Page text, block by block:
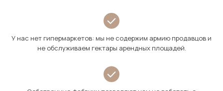
У нас нет гипермаркетов: мы не содержим армию продавцов и
не обслуживаем гектары арендных площадей.